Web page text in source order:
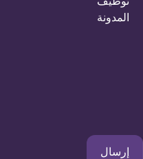
المدونة
إرسال